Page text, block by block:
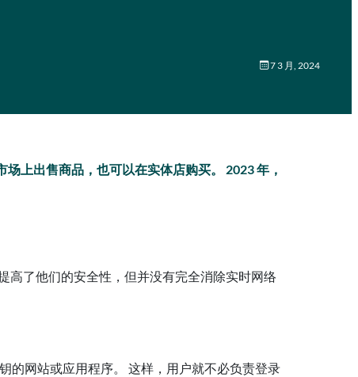
7 3 月, 2024
上出售商品，也可以在实体店购买。 2023 年，
高了他们的安全性，但并没有完全消除实时网络
的网站或应用程序。 这样，用户就不必负责登录